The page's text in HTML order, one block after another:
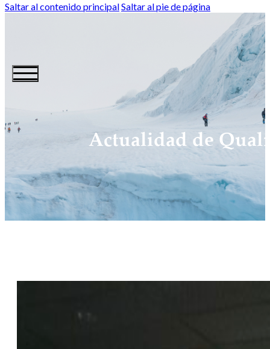
Saltar al contenido principalSaltar al pie de página
Actualidad de